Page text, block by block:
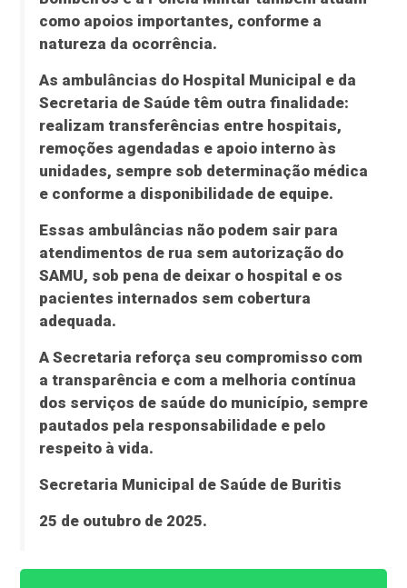
como apoios importantes, conforme a
natureza da ocorrência.
As ambulâncias do Hospital Municipal e da
Secretaria de Saúde têm outra finalidade:
realizam transferências entre hospitais,
remoções agendadas e apoio interno às
unidades, sempre sob determinação médica
e conforme a disponibilidade de equipe.
Essas ambulâncias não podem sair para
atendimentos de rua sem autorização do
SAMU, sob pena de deixar o hospital e os
pacientes internados sem cobertura
adequada.
A Secretaria reforça seu compromisso com
a transparência e com a melhoria contínua
dos serviços de saúde do município, sempre
pautados pela responsabilidade e pelo
respeito à vida.
Secretaria Municipal de Saúde de Buritis
25 de outubro de 2025.